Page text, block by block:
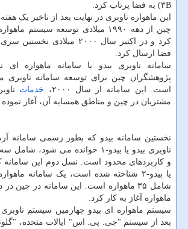
۳B) به فضا پرتاب کرد.
این ماهواره ناوبری در نهایت بعد از تاخیر یک
چین از دهه ۱۹۹۰ میلادی توسعه سیستم
کرد و در اکتبر سال ۲۰۰۰ میلادی
فضا ارسال کرد.
سامانه ناوبری بیدو یا سامانه ماهواره ای
پژوهشگران چین برای توسعه سامانه ناوبری
است. این سامانه از سال ۲۰۰۰،
خدمات
مشتریان در چین و مناطق همسایه آن، آغاز
نخستین سامانه بیدو که بطور رسمی سامانه
ناوبری بیدو یا بیدو-۱ خوانده می
و کاربردهای محدود است. نسل دوم این سامانه
یا بیدو-۲ شناخته شده است، یک سامانه
ماهواره آغاز به کار کرد.
سیستم ماهواره ای بیدو چهارمین سیستم